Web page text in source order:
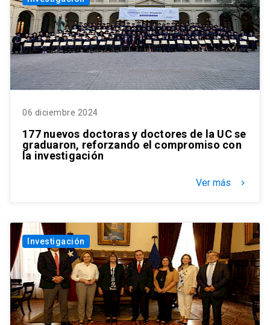
06 diciembre 2024
177 nuevos doctoras y doctores de la UC se
graduaron, reforzando el compromiso con
la investigación
Ver más keyboard_arrow_right
Investigación